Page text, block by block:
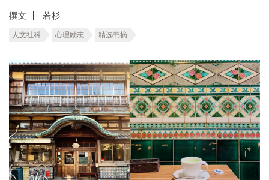
撰文 若杉
人文社科 心理励志 精选书摘